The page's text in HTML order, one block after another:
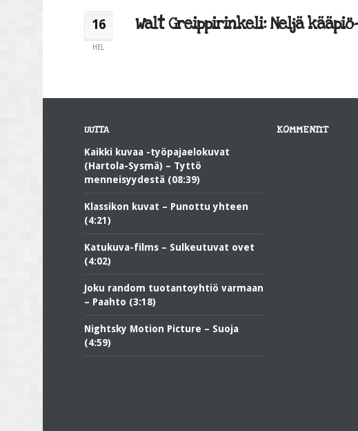
16
HEL
Walt Greippirinkeli: Neljä
UUTTA
Kaikki kuvaa -työpajaelokuvat
(Hartola-Sysmä) – Tyttö
menneisyydestä (08:39)
Klassikon kuvat – Punottu yhteen
(4:21)
Katukuva-films – Sulkeutuvat ovet
(4:02)
Joku random tuotantoyhtiö varmaan
– Paahto (3:18)
Nightsky Motion Picture – Suoja
(4:59)
KOMMENTIT